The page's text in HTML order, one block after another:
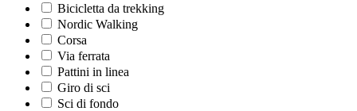
Bicicletta da trekking
Nordic Walking
Corsa
Via ferrata
Pattini in linea
Giro di sci
Sci di fondo